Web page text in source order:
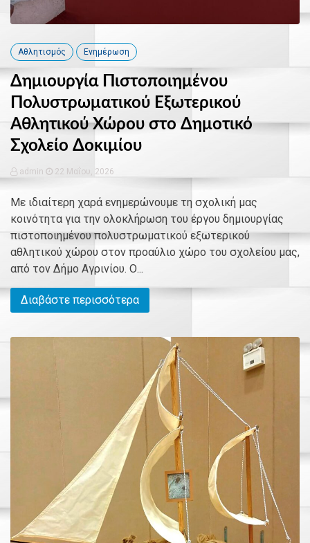
Αθλητισμός Ενημέρωση
Δημιουργία Πιστοποιημένου
Πολυστρωματικού Εξωτερικού
Αθλητικού Χώρου στο Δημοτικό
Σχολείο Δοκιμίου
admin 22 Μαΐου, 2026
Με ιδιαίτερη χαρά ενημερώνουμε τη σχολική μας
κοινότητα για την ολοκλήρωση του έργου δημιουργίας
πιστοποιημένου πολυστρωματικού εξωτερικού
αθλητικού χώρου στον προαύλιο χώρο του σχολείου μας,
από τον Δήμο Αγρινίου. Ο...
Διαβάστε περισσότερα